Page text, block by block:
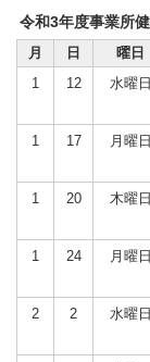
令和3年度事業所
月
日 曜日
1
12 水曜日
1
17 月曜日
1
20 木曜日
1
24 月曜日
2
2 水曜日